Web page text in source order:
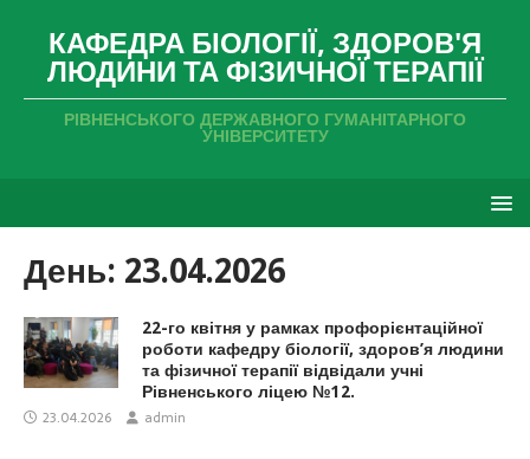
КАФЕДРА БІОЛОГІЇ, ЗДОРОВ'Я
ЛЮДИНИ ТА ФІЗИЧНОЇ ТЕРАПІЇ
РІВНЕНСЬКОГО ДЕРЖАВНОГО ГУМАНІТАРНОГО
УНІВЕРСИТЕТУ
День: 23.04.2026
22-го квітня у рамках профорієнтаційної
роботи кафедру біології, здоров’я людини
та фізичної терапії відвідали учні
Рівненського ліцею №12.
23.04.2026 admin